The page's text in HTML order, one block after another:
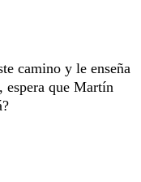
camino y le enseña
espera que Martín